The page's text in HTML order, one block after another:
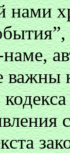
нами
наме,